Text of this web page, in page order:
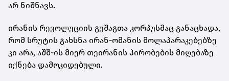
არ ნიშნავს.
ირანის რევოლუციის გუშაგთა კორპუსმაც განაცხადა,
რომ სრუტის გახსნა ირან-ომანის მოლაპარაკებებზე
კი არა, აშშ-ის მიერ თეირანის პირობების მიღებაზე
იქნება დამოკიდებული.